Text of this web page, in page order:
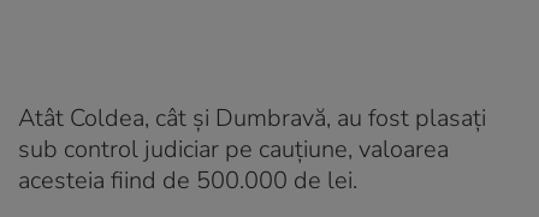
Atât Coldea, cât şi Dumbravă, au fost plasaţi
sub control judiciar pe cauţiune, valoarea
acesteia fiind de 500.000 de lei.